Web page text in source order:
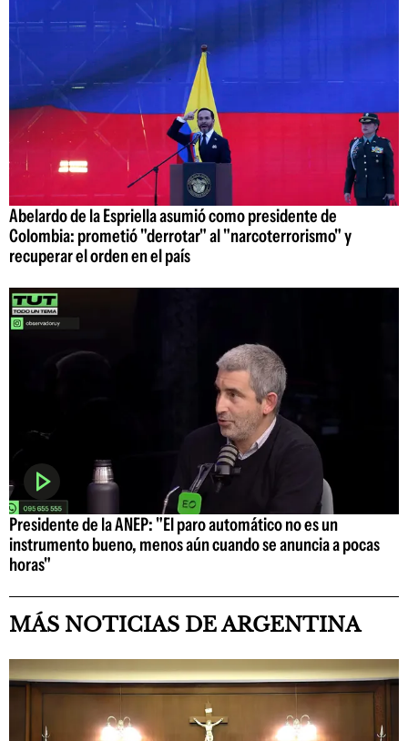
Abelardo de la Espriella asumió como presidente de
Colombia: prometió "derrotar" al "narcoterrorismo" y
recuperar el orden en el país
Presidente de la ANEP: "El paro automático no es un
instrumento bueno, menos aún cuando se anuncia a pocas
horas"
MÁS NOTICIAS DE ARGENTINA